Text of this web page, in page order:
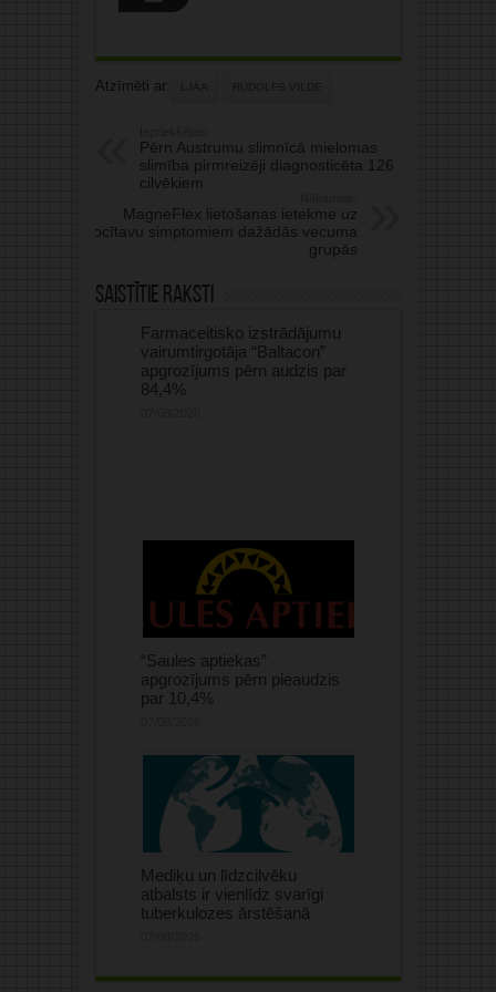
Atzīmēti ar: LJĀA RŪDOLFS VILDE
Pērn Austrumu slimnīcā mielomas
slimība pirmreizēji diagnosticēta 126
cilvēkiem
MagneFlex lietošanas ietekme uz
locītavu simptomiem dažādās vecuma
grupās
Saistītie raksti
Farmaceitisko izstrādājumu
vairumtirgotāja “Baltacon”
apgrozījums pērn audzis par
84,4%
“Saules aptiekas”
apgrozījums pērn pieaudzis
par 10,4%
Mediķu un līdzcilvēku
atbalsts ir vienlīdz svarīgi
tuberkulozes ārstēšanā